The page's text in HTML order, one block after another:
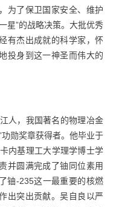
为了保卫国家安全、维护
星”的战略决策。大批优秀
有杰出成就的科学家，怀
投身到这一神圣而伟大的
人，我国著名的物理冶金
勋奖章获得者。他毕业于
内基理工大学理学博士学
并圆满完成了铀同位素用
铀-235这一最重要的核燃
出突出贡献。吴自良以严